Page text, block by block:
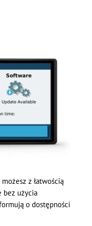
z łatwością
bez użycia
o dostępności